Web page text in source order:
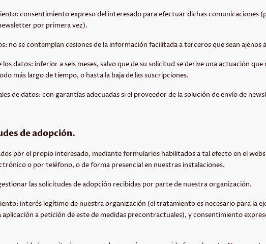
consentimiento expreso del interesado para efectuar dichas comunicaciones
por primera vez).
no se contemplan cesiones de la información facilitada a terceros que sean ajenos
datos: inferior a seis meses, salvo que de su solicitud se derive una actuación
más largo de tiempo, o hasta la baja de las suscripciones.
de datos: con garantías adecuadas si el proveedor de la solución de envío de
de adopción.
por el propio interesado, mediante formularios habilitados a tal efecto en el
o por teléfono, o de forma presencial en nuestras instalaciones.
las solicitudes de adopción recibidas por parte de nuestra organización.
interés legítimo de nuestra organización (el tratamiento es necesario para la
a petición de este de medidas precontractuales), y consentimiento